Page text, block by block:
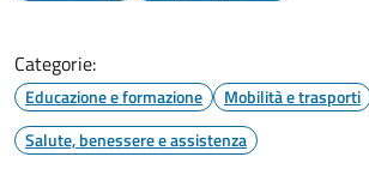
Categorie:
Educazione e formazione
Mobilità e trasporti
Salute, benessere e assistenza